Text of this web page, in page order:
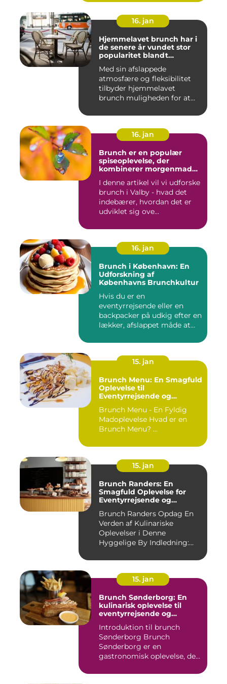
16. jan
Hjemmelavet brunch har i
de senere år vundet stor
popularitet blandt
backpackere, der ønsker at
nyde en behagelig og
velsmagende morgenmad
uden at skulle forlade
deres indkvartering
Med sin afslappede
atmosfære og fleksibilitet
tilbyder hjemmelavet
brunch muligheden for at
16. jan
Brunch er en populær
spiseoplevelse, der
kombinerer morgenmad
trendy og vigtig del af
madkulturen i Valby
I denne artikel vil vi udforske
brunch i Valby - hvad det
indebærer, hvordan det er
udviklet sig ove...
16. jan
Brunch i København: En
Udforskning af
Københavns Brunchkultur
Hvis du er en
eventyrrejsende eller en
backpacker på udkig efter en
lækker, afslappet måde at
15. jan
Brunch Menu: En Smagfuld
Oplevelse til
Eventyrrejsende og
Brunch Menu - En Fyldig
Madoplevelse Hvad er en
Brunch Menu? ...
15. jan
Brunch Randers: En
Smagfuld Oplevelse for
Eventyrrejsende og
Brunch Randers Opdag En
Verden af Kulinariske
Oplevelser i Denne
Hyggelige By Indledning:
15. jan
Brunch Sønderborg: En
kulinarisk oplevelse til
eventyrrejsende og
Introduktion til brunch
Sønderborg Brunch
Sønderborg er en
gastronomisk oplevelse, der